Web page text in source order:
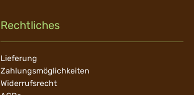
Rechtliches
Navigation
überspringen
Lieferung
Zahlungsmöglichkeiten
Widerrufsrecht